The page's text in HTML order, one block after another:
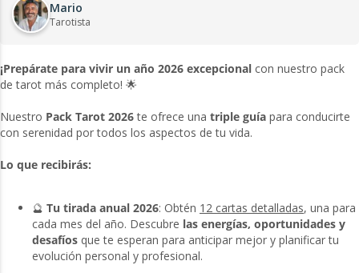
Mario
Tarotista
¡Prepárate para vivir un año 2026 excepcional con nuestro pack
de tarot más completo! 🌟
Nuestro Pack Tarot 2026te ofrece una triple guía para conducirte
con serenidad por todos los aspectos de tu vida.
Lo que recibirás:
🔮 Tu tirada anual 2026: Obtén 12 cartas detalladas, una para
cada mes del año. Descubre las energías, oportunidades y
desafíos que te esperan para anticipar mejor y planificar tu
evolución personal y profesional.